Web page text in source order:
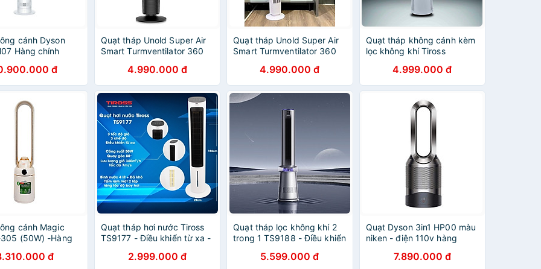
cánh Dyson
Hàng chính
đ
Quạt tháp Unold Super Air
Smart Turmventilator 360
4.990.000 đ
Quạt tháp Unold Super Air
Smart Turmventilator 360
chính hãng4.990.000 đ
Quạt tháp không cánh kèm
lọc không khí Tiross
4.999.000 đ
cánh Magic
305 (50W) -Hàng
đ
Quạt tháp hơi nước Tiross
TS9177 - Điều khiển từ xa -
2.999.000 đ
Quạt tháp lọc không khí 2
trong 1 TS9188 - Điều khiển
5.599.000 đ
Quạt Dyson 3in1 HP00 màu
niken - điện 110v hàng
7.890.000 đ